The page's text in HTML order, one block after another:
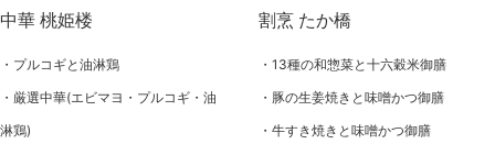
中華 桃姫楼
プルコギと油淋鶏
厳選中華(エビマヨ・プルコギ・油
淋鶏)
割烹 たか橋
13種の和惣菜と十六穀米御膳
豚の生姜焼きと味噌かつ御膳
牛すき焼きと味噌かつ御膳